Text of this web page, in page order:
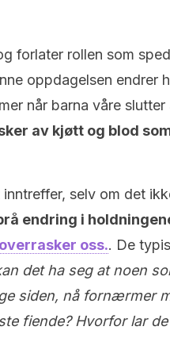
forlater rollen som
oppdagelsen endrer
når barna våre
av kjøtt og blod
selv om det
endring i
overrasker oss.. De
det ha seg at noen
siden, nå fornærmer
fiende? Hvorfor lar